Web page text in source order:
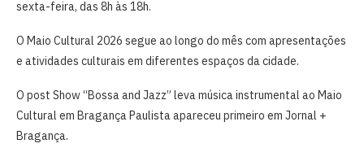
sexta-feira, das 8h às 18h.
O Maio Cultural 2026 segue ao longo do mês com apresentações
e atividades culturais em diferentes espaços da cidade.
O post Show “Bossa and Jazz” leva música instrumental ao Maio
Cultural em Bragança Paulista apareceu primeiro em Jornal +
Bragança.